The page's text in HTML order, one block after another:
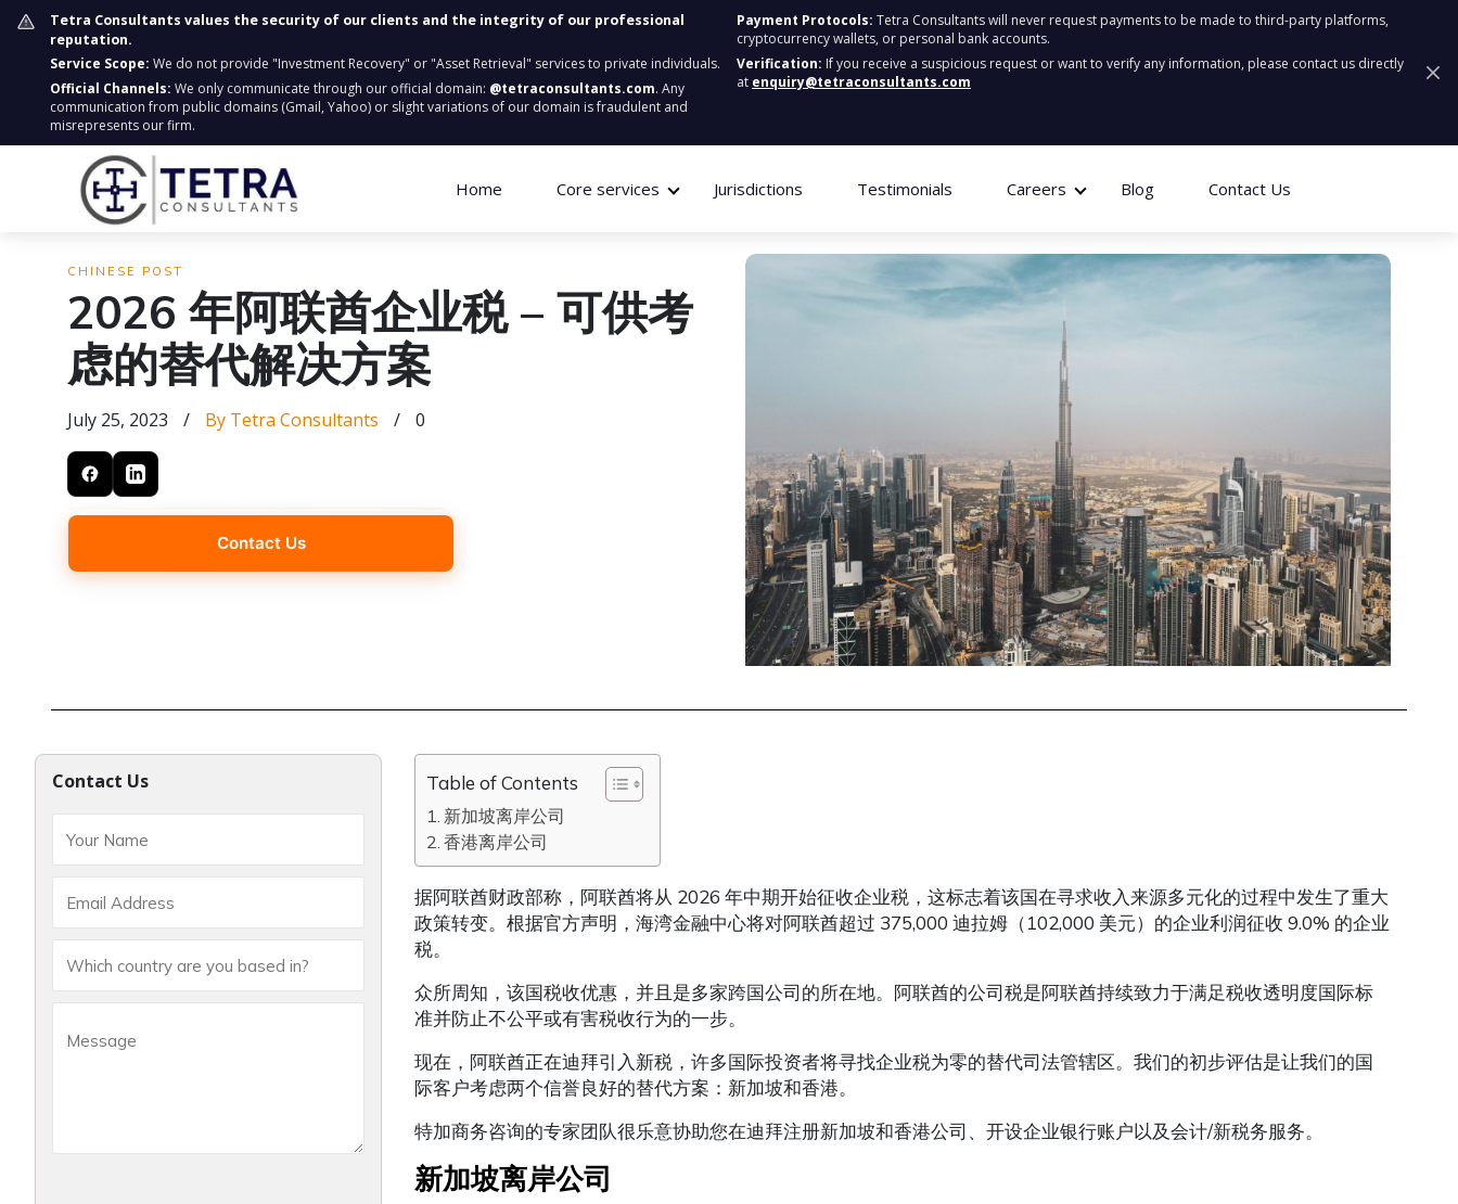
Tetra Consultants values the security of our clients and the integrity of our professional
reputation.
Service Scope: We do not provide "Investment Recovery" or "Asset Retrieval" services to private individuals.
Official Channels: We only communicate through our official domain: @tetraconsultants.com. Any
communication from public domains (Gmail, Yahoo) or slight variations of our domain is fraudulent and
misrepresents our firm.
Payment Protocols: Tetra Consultants will never request payments to be made to third-party platforms,
cryptocurrency wallets, or personal bank accounts.
Verification: If you receive a suspicious request or want to verify any information, please contact us directly
at enquiry@tetraconsultants.com
Home Core services Jurisdictions Testimonials Careers Blog Contact Us
CHINESE POST
2026 年阿联酋企业税 – 可供考
虑的替代解决方案
July 25, 2023 / By Tetra Consultants / 0
Contact Us
Contact Us Table of Contents
新加坡离岸公司
香港离岸公司
据阿联酋财政部称，阿联酋将从 2026 年中期开始征收企业税，这标志着该国在寻求收入来源多元化的过程中发生了重大
政策转变。根据官方声明，海湾金融中心将对阿联酋超过 375,000 迪拉姆（102,000 美元）的企业利润征收 9.0% 的企业
税。
众所周知，该国税收优惠，并且是多家跨国公司的所在地。阿联酋的公司税是阿联酋持续致力于满足税收透明度国际标
准并防止不公平或有害税收行为的一步。
现在，阿联酋正在迪拜引入新税，许多国际投资者将寻找企业税为零的替代司法管辖区。我们的初步评估是让我们的国
际客户考虑两个信誉良好的替代方案：新加坡和香港。
特加商务咨询的专家团队很乐意协助您在迪拜注册新加坡和香港公司、开设企业银行账户以及会计/新税务服务。
新加坡离岸公司